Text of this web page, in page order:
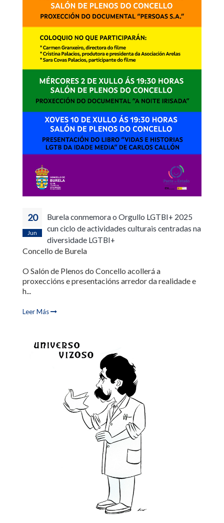
20
Jun
Burela conmemora o Orgullo LGTBI+ 2025
cun ciclo de actividades culturais centradas na
diversidade LGTBI+
Concello de Burela
O Salón de Plenos do Concello acollerá a
proxeccións e presentacións arredor da realidade e
h...
Leer Más